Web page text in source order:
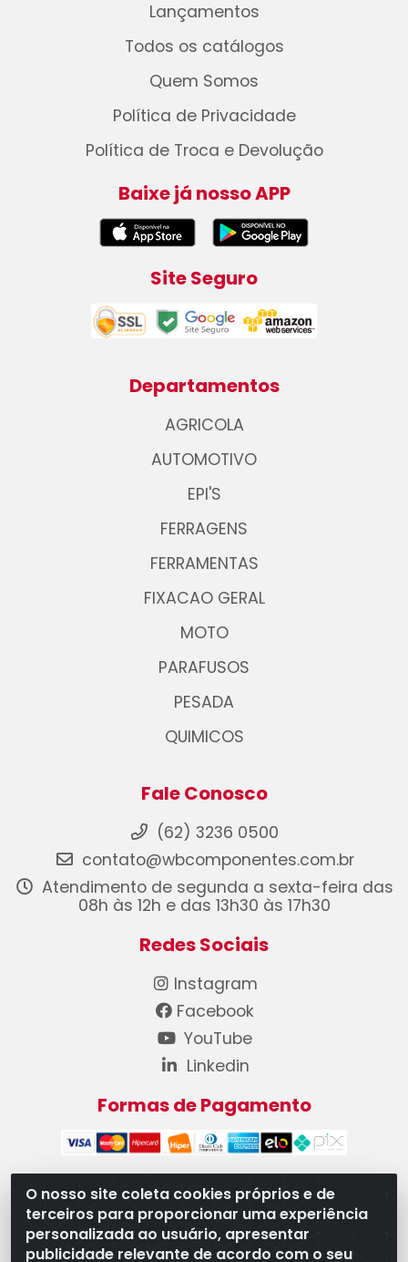
O nosso site coleta cookies próprios e de
terceiros para proporcionar uma experiência
personalizada ao usuário, apresentar
publicidade relevante de acordo com o seu
Lançamentos
Todos os catálogos
Quem Somos
Política de Privacidade
Política de Troca e Devolução
Baixe já nosso APP
Site Seguro
Departamentos
AGRICOLA
AUTOMOTIVO
EPI'S
FERRAGENS
FERRAMENTAS
FIXACAO GERAL
MOTO
PARAFUSOS
PESADA
QUIMICOS
Fale Conosco
(62) 3236 0500
contato@wbcomponentes.com.br
Atendimento de segunda a sexta-feira das
08h às 12h e das 13h30 às 17h30
Redes Sociais
Instagram
Facebook
YouTube
Linkedin
Formas de Pagamento
WB Componentes Automotivos LTDA - CNPJ
08.528.393/0001-12 - Rua do Níquel, 667 - Parque
Oeste Industrial, Goiânia/GO - CEP 74375-660